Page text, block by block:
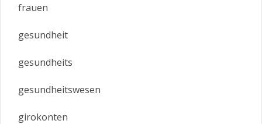
frauen
gesundheit
gesundheits
gesundheitswesen
girokonten